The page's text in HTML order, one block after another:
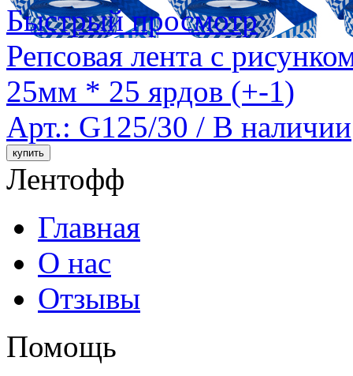
Быстрый просмотр
Репсовая лента с
25мм * 25 ярдов (+-1)
Арт.: G125/30 / В наличии
Лентофф
Главная
О нас
Отзывы
Помощь